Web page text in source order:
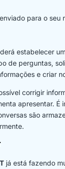
para o seu
estabelecer
de perguntas,
e criar
corrigir
apresentar. É
são
já está fazendo